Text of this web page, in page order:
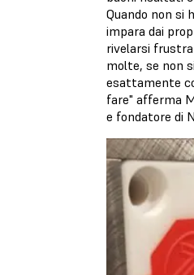
Quando non si
impara dai
rivelarsi
molte, se non
esattamente
fare" afferma
e fondatore di